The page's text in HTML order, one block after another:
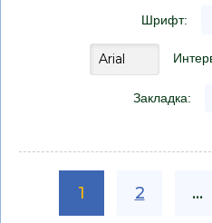
Шрифт:
Закладка:
1 2 ...